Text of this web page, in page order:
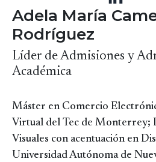
Adela María
Rodríguez
Líder de Admisiones y
Académica
Máster en Comercio
Virtual del Tec de Monterrey;
Visuales con acentuación en
Universidad Autónoma de